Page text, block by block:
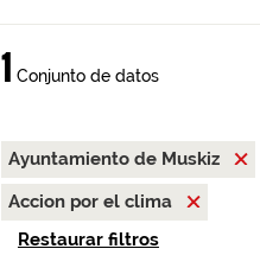
1 Conjunto de datos
Ayuntamiento de Muskiz
Accion por el clima
Restaurar filtros